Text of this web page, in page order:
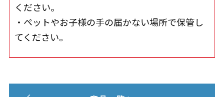
ください。
・ペットやお子様の手の届かない場所で保管し
てください。